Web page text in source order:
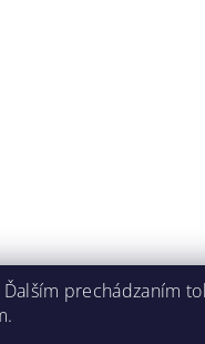
Ďalším prechádzaním